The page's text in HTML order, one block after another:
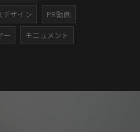
デザイン PR動画
ー モニュメント